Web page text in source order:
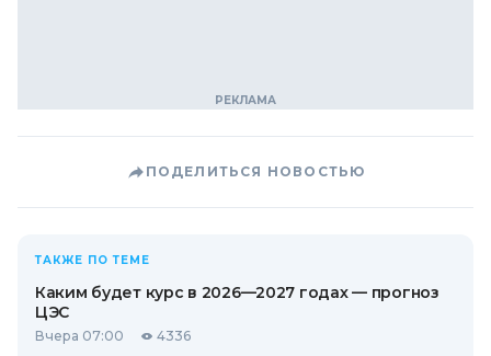
ПОДЕЛИТЬСЯ НОВОСТЬЮ
ТАКЖЕ ПО ТЕМЕ
Каким будет курс в 2026—2027 годах — прогноз
ЦЭС
Вчера 07:00 4336